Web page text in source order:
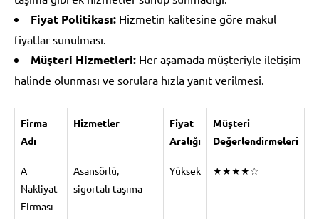
Fiyat Politikası: Hizmetin kalitesine göre makul
fiyatlar sunulması.
Müşteri Hizmetleri: Her aşamada müşteriyle iletişim
halinde olunması ve sorulara hızla yanıt verilmesi.
Firma
Adı
Hizmetler
Fiyat
Aralığı
Müşteri
Değerlendirmeleri
A
Nakliyat
Firması
Asansörlü,
sigortalı taşıma
Yüksek ★★★★☆